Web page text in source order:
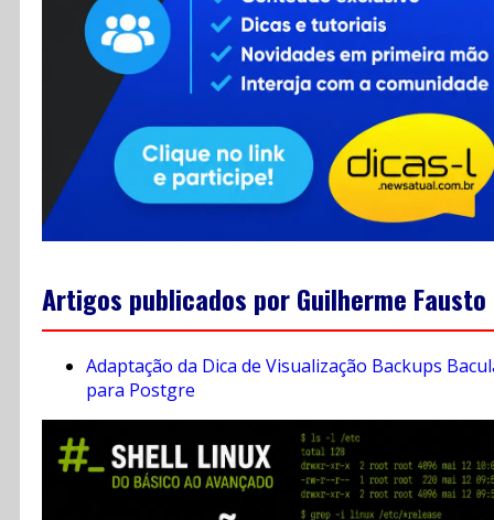
Contato
RSS
Artigos publicados por Guilherme Fausto
Adaptação da Dica de Visualização Backups
para Postgre